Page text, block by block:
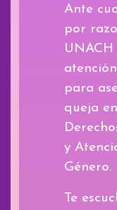
Ante
por
para
queja
y
Género.
Te